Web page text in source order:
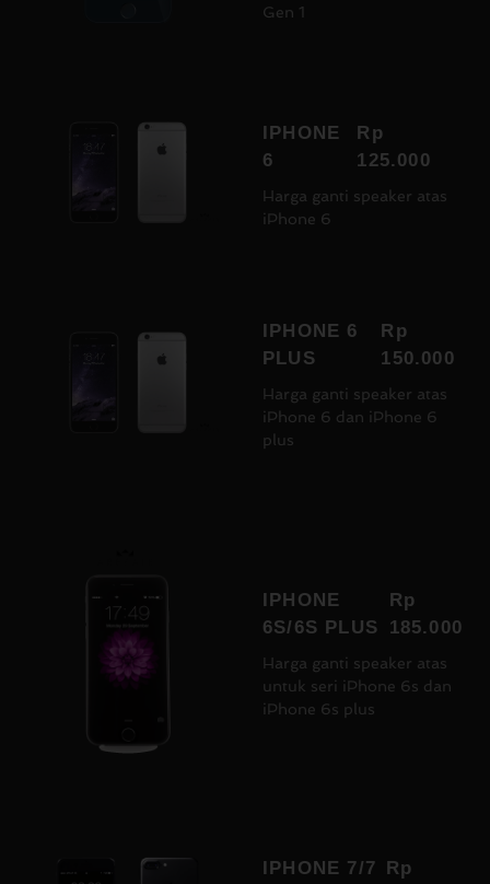
Gen 1
IPHONE
6
Rp
125.000
Harga ganti speaker atas
iPhone 6
IPHONE 6
PLUS
Rp
150.000
Harga ganti speaker atas
iPhone 6 dan iPhone 6
plus
IPHONE
6S/6S PLUS
Rp
185.000
Harga ganti speaker atas
untuk seri iPhone 6s dan
iPhone 6s plus
IPHONE 7/7
Rp